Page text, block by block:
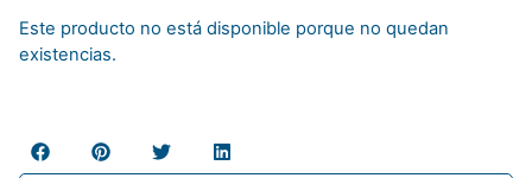
Este producto no está disponible porque no quedan
existencias.